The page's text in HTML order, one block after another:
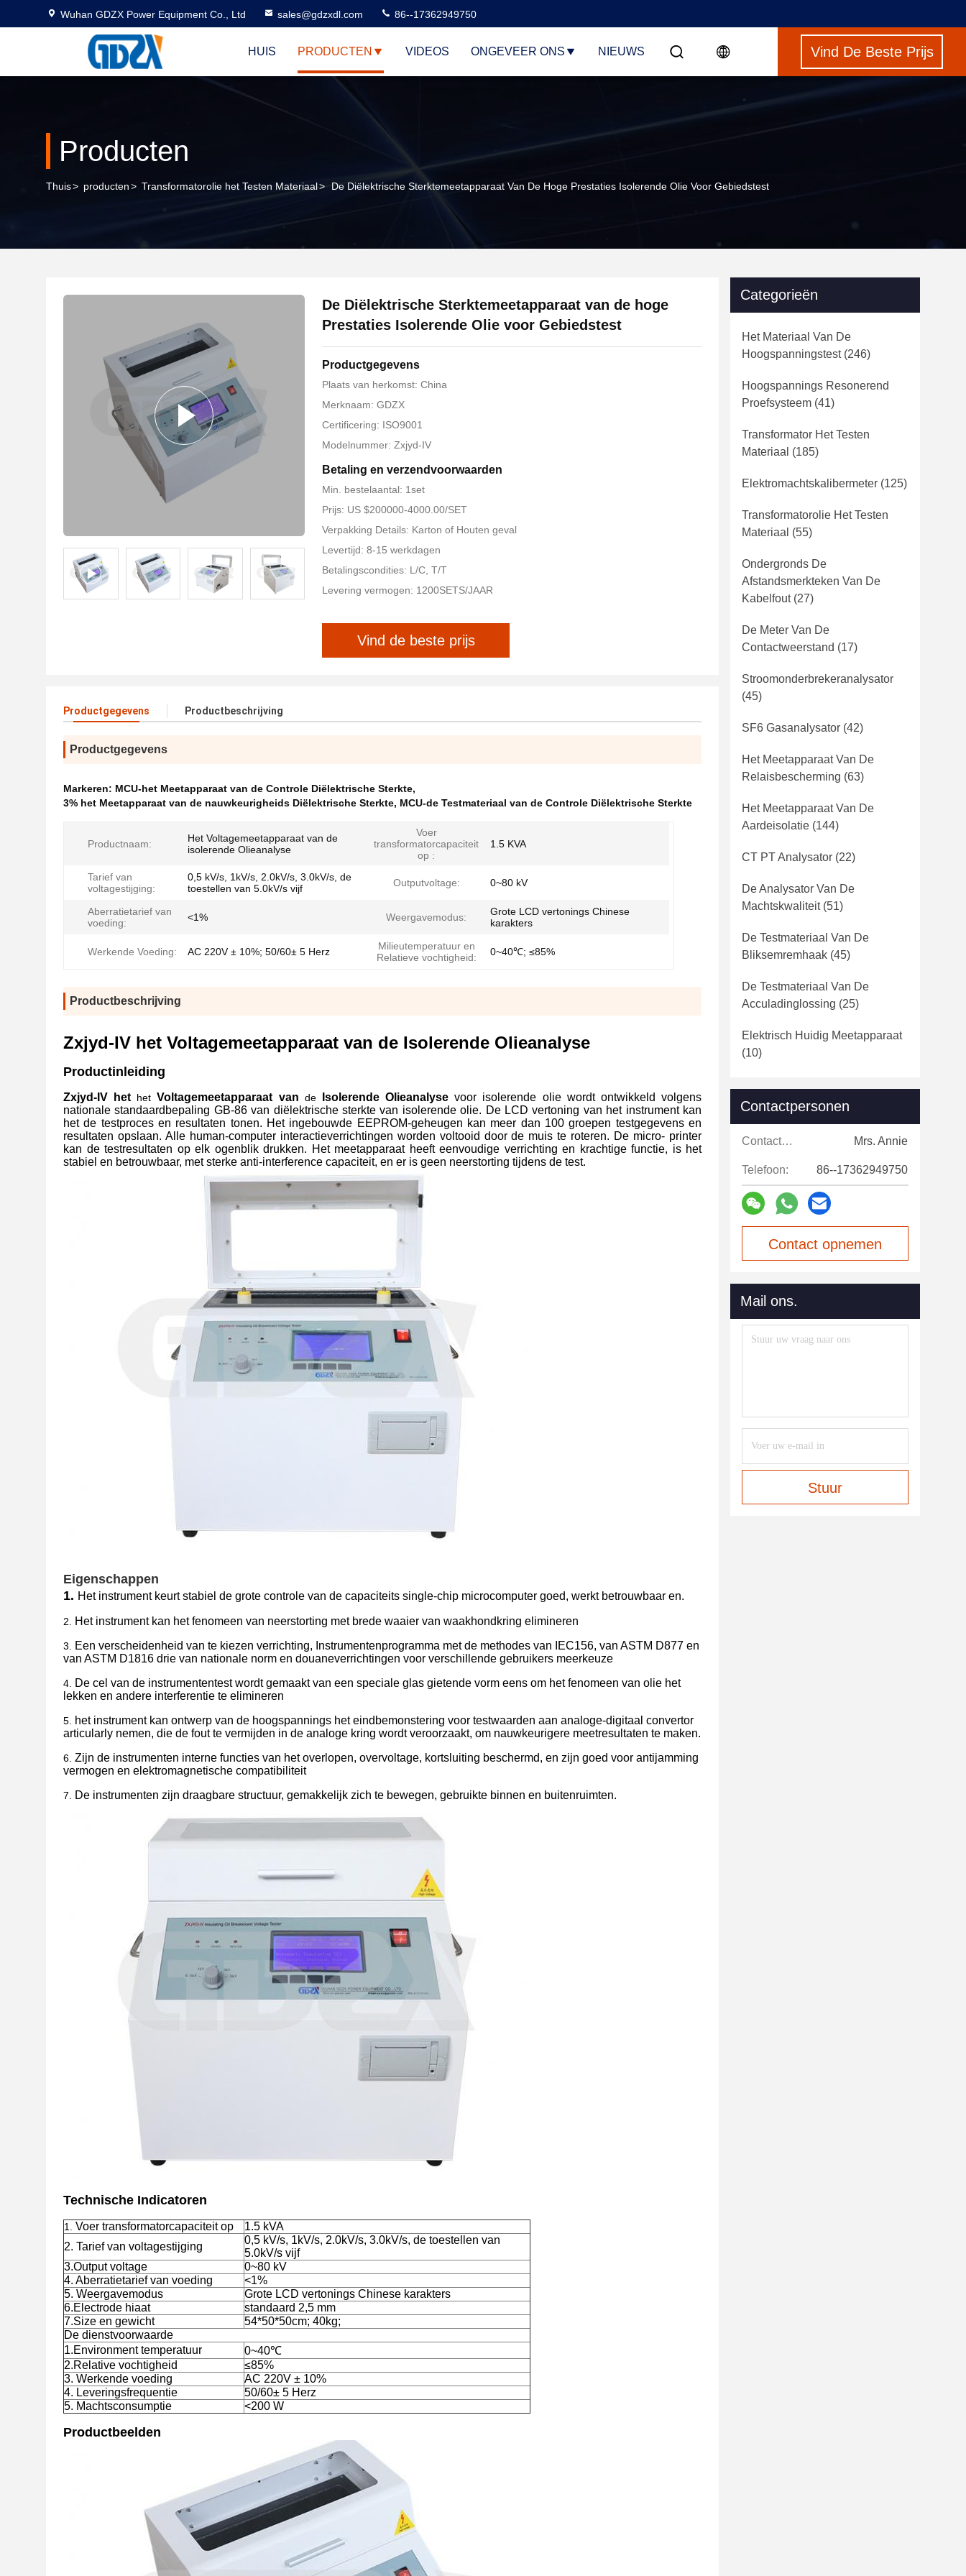
Wuhan GDZX Power Equipment Co., Ltd sales@gdzxdl.com 86--17362949750
HUIS PRODUCTEN VIDEOS ONGEVEER ONS NIEUWS Vind De Beste Prijs
Producten
Thuis> producten> Transformatorolie het Testen Materiaal> De Diëlektrische Sterktemeetapparaat Van De Hoge Prestaties Isolerende Olie Voor Gebiedstest
De Diëlektrische Sterktemeetapparaat van de hoge
Prestaties Isolerende Olie voor Gebiedstest
Productgegevens
Plaats van herkomst: China
Merknaam: GDZX
Certificering: ISO9001
Modelnummer: Zxjyd-IV
Betaling en verzendvoorwaarden
Min. bestelaantal: 1set
Prijs: US $200000-4000.00/SET
Verpakking Details: Karton of Houten geval
Levertijd: 8-15 werkdagen
Betalingscondities: L/C, T/T
Levering vermogen: 1200SETS/JAAR
Vind de beste prijs
Productgegevens Productbeschrijving
Productgegevens
Markeren: MCU-het Meetapparaat van de Controle Diëlektrische Sterkte,
3% het Meetapparaat van de nauwkeurigheids Diëlektrische Sterkte, MCU-de Testmateriaal van de Controle Diëlektrische Sterkte
Productnaam:
Het Voltagemeetapparaat van de
isolerende Olieanalyse
Voer
transformatorcapaciteit
op :
1.5 KVA
Tarief van
voltagestijging:
0,5 kV/s, 1kV/s, 2.0kV/s, 3.0kV/s, de
toestellen van 5.0kV/s vijf
Outputvoltage: 0~80 kV
Aberratietarief van
voeding:
<1% Weergavemodus:
Grote LCD vertonings Chinese
karakters
Werkende Voeding: AC 220V ± 10%; 50/60± 5 Herz
Milieutemperatuur en
Relatieve vochtigheid:
0~40℃; ≤85%
Productbeschrijving
Zxjyd-IV het Voltagemeetapparaat van de Isolerende Olieanalyse
Productinleiding
Zxjyd-IV het hetVoltagemeetapparaat van de Isolerende Olieanalyse voor isolerende olie wordt ontwikkeld volgens
nationale standaardbepaling GB-86 van diëlektrische sterkte van isolerende olie. De LCD vertoning van het instrument kan
het de testproces en resultaten tonen. Het ingebouwde EEPROM-geheugen kan meer dan 100 groepen testgegevens en
resultaten opslaan. Alle human-computer interactieverrichtingen worden voltooid door de muis te roteren. De micro- printer
kan de testresultaten op elk ogenblik drukken. Het meetapparaat heeft eenvoudige verrichting en krachtige functie, is het
stabiel en betrouwbaar, met sterke anti-interference capaciteit, en er is geen neerstorting tijdens de test.
Eigenschappen
1. Het instrument keurt stabiel de grote controle van de capaciteits single-chip microcomputer goed, werkt betrouwbaar en.
2. Het instrument kan het fenomeen van neerstorting met brede waaier van waakhondkring elimineren
3.
Een verscheidenheid van te kiezen verrichting, Instrumentenprogramma met de methodes van IEC156, van ASTM D877 en
van ASTM D1816 drie van nationale norm en douaneverrichtingen voor verschillende gebruikers meerkeuze
4.
De cel van de instrumententest wordt gemaakt van een speciale glas gietende vorm eens om het fenomeen van olie het
lekken en andere interferentie te elimineren
5.
het instrument kan ontwerp van de hoogspannings het eindbemonstering voor testwaarden aan analoge-digitaal convertor
articularly nemen, die de fout te vermijden in de analoge kring wordt veroorzaakt, om nauwkeurigere meetresultaten te maken.
6. Zijn de instrumenten interne functies van het overlopen, overvoltage, kortsluiting beschermd, en zijn goed voor antijamming
vermogen en elektromagnetische compatibiliteit
7. De instrumenten zijn draagbare structuur, gemakkelijk zich te bewegen, gebruikte binnen en buitenruimten.
Technische Indicatoren
1. Voer transformatorcapaciteit op
1.5 kVA
2. Tarief van voltagestijging
0,5 kV/s, 1kV/s, 2.0kV/s, 3.0kV/s, de toestellen van
5.0kV/s vijf
3.Output voltage
0~80 kV
4. Aberratietarief van voeding
<1%
5. Weergavemodus
Grote LCD vertonings Chinese karakters
6.Electrode hiaat
standaard 2,5 mm
7.Size en gewicht
54*50*50cm; 40kg;
De dienstvoorwaarde
1.Environment temperatuur
0~40℃
2.Relative vochtigheid
≤85%
3. Werkende voeding
AC 220V ± 10%
4. Leveringsfrequentie
50/60± 5 Herz
5. Machtsconsumptie
<200 W
Productbeelden
Categorieën
Het Materiaal Van De
Hoogspanningstest(246)
Hoogspannings Resonerend
Proefsysteem (41)
Transformator Het Testen
Materiaal (185)
Elektromachtskalibermeter (125)
Transformatorolie Het Testen
Materiaal (55)
Ondergronds De
Afstandsmerkteken Van De
Kabelfout(27)
De Meter Van De
Contactweerstand (17)
Stroomonderbrekeranalysator
(45)
SF6 Gasanalysator (42)
Het Meetapparaat Van De
Relaisbescherming (63)
Het Meetapparaat Van De
Aardeisolatie (144)
CT PT Analysator (22)
De Analysator Van De
Machtskwaliteit(51)
De Testmateriaal Van De
Bliksemremhaak (45)
De Testmateriaal Van De
Acculadinglossing (25)
Elektrisch Huidig Meetapparaat
(10)
Contactpersonen
Contactpersonen: Mrs. Annie
Telefoon: 86--17362949750
Contact opnemen
Mail ons.
Stuur